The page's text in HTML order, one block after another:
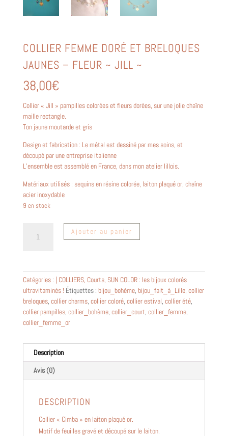
COLLIER FEMME DORÉ ET BRELOQUES
JAUNES – FLEUR ~ JILL ~
38,00€
Collier « Jill » pampilles colorées et fleurs dorées, sur une jolie chaîne
maille rectangle.
Ton jaune moutarde et gris
Design et fabrication : Le métal est dessiné par mes soins, et
découpé par une entreprise italienne
L’ensemble est assemblé en France, dans mon atelier lillois.
Matériaux utilisés : sequins en résine colorée, laiton plaqué or, chaîne
acier inoxydable
9 en stock
doré
et
breloques
jaunes
-
Fleur
Jill
Ajouter au panier
Catégories : | COLLIERS, Courts, SUN COLOR : les bijoux colorés
ultravitaminés ! Étiquettes : bijou_bohème, bijou_fait_à_Lille, collier
breloques, collier charms, collier coloré, collier estival, collier été,
collier pampilles, collier_bohème, collier_court, collier_femme,
collier_femme_or
Description
Avis (0)
DESCRIPTION
Collier « Cimba » en laiton plaqué or.
Motif de feuilles gravé et découpé sur le laiton.